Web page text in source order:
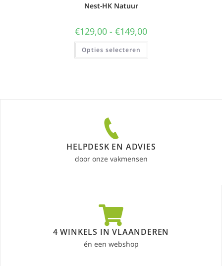
Nest-HK Natuur
€129,00 - €149,00
Opties selecteren
HELPDESK EN ADVIES
door onze vakmensen
4 WINKELS IN VLAANDEREN
én een webshop